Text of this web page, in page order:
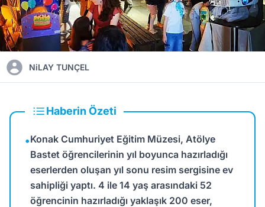
NiLAY TUNÇEL
Haberin Özeti
•Konak Cumhuriyet Eğitim Müzesi, Atölye
Bastet öğrencilerinin yıl boyunca hazırladığı
eserlerden oluşan yıl sonu resim sergisine ev
sahipliği yaptı. 4 ile 14 yaş arasındaki 52
öğrencinin hazırladığı yaklaşık 200 eser,